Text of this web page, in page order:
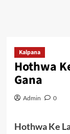
Kalpana
Hothwa
Gana
Admin 0
Hothwa Ke